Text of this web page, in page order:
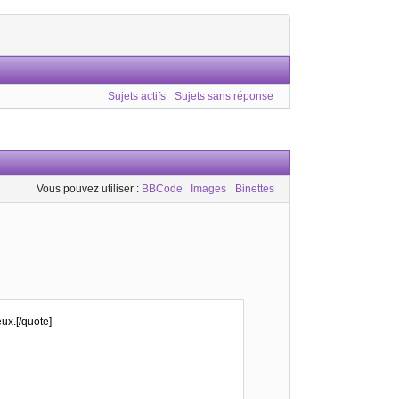
Sujets actifs Sujets sans réponse
Vous pouvez utiliser : BBCode Images Binettes